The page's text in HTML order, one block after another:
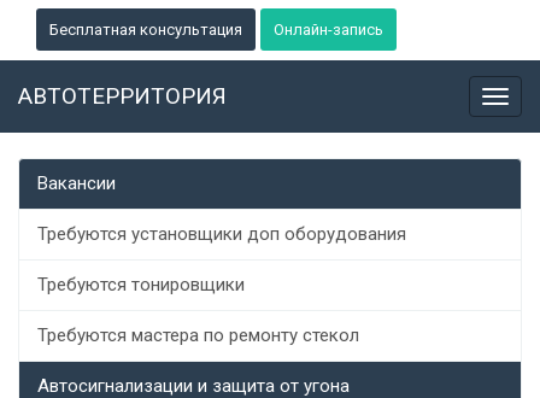
Бесплатная консультация Онлайн-запись
АВТОТЕРРИТОРИЯ
Вакансии
Требуются установщики доп оборудования
Требуются тонировщики
Требуются мастера по ремонту стекол
Автосигнализации и защита от угона